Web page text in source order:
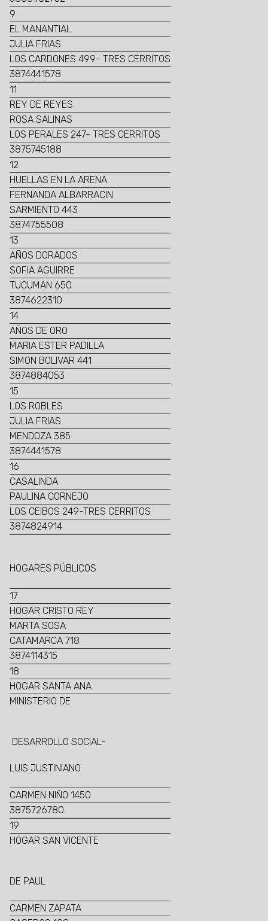
9
EL MANANTIAL
JULIA FRIAS
LOS CARDONES 499- TRES CERRITOS
3874441578
11
REY DE REYES
ROSA SALINAS
LOS PERALES 247- TRES CERRITOS
3875745188
12
HUELLAS EN LA ARENA
FERNANDA ALBARRACIN
SARMIENTO 443
3874755508
13
AÑOS DORADOS
SOFIA AGUIRRE
TUCUMAN 650
3874622310
14
AÑOS DE ORO
MARIA ESTER PADILLA
SIMON BOLIVAR 441
3874884053
15
LOS ROBLES
JULIA FRIAS
MENDOZA 385
3874441578
16
CASALINDA
PAULINA CORNEJO
LOS CEIBOS 249-TRES CERRITOS
3874824914
HOGARES PÚBLICOS
17
HOGAR CRISTO REY
MARTA SOSA
CATAMARCA 718
3874114315
18
HOGAR SANTA ANA
MINISTERIO DE
DESARROLLO SOCIAL-
LUIS JUSTINIANO
CARMEN NIÑO 1450
3875726780
19
HOGAR SAN VICENTE
DE PAUL
CARMEN ZAPATA